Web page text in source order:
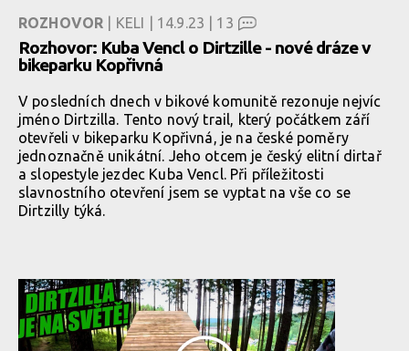
ROZHOVOR | KELI | 14.9.23 | 13
Rozhovor: Kuba Vencl o Dirtzille - nové dráze v
bikeparku Kopřivná
V posledních dnech v bikové komunitě rezonuje nejvíc
jméno Dirtzilla. Tento nový trail, který počátkem září
otevřeli v bikeparku Kopřivná, je na české poměry
jednoznačně unikátní. Jeho otcem je český elitní dirtař
a slopestyle jezdec Kuba Vencl. Při příležitosti
slavnostního otevření jsem se vyptat na vše co se
Dirtzilly týká.